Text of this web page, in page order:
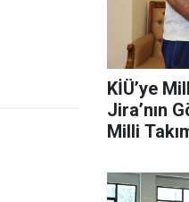
KİÜ’ye
Jira’nın
Milli